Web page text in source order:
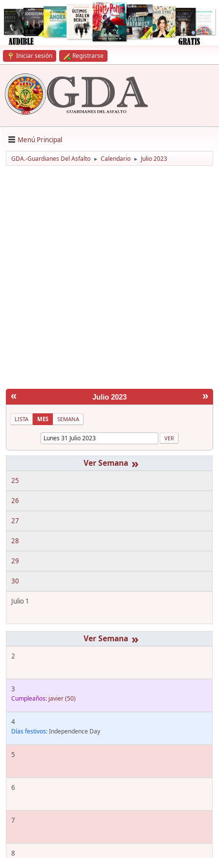
Iniciar sesión Registrarse
Menú Principal
GDA.-Guardianes Del Asfalto ► Calendario ► Julio 2023
« »
Julio 2023
LISTA MES SEMANA
»
25
26
27
28
29
30
Julio 1
»
2
3
Cumpleaños: javier(50)
4
Días festivos:Independence Day
5
6
7
8